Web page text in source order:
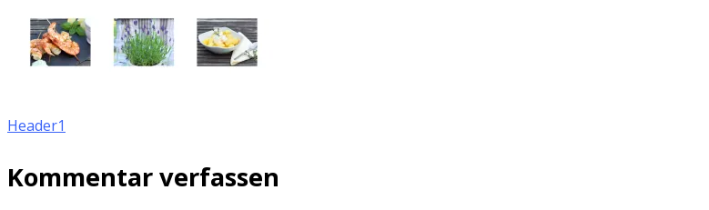
Header1
Kommentar verfassen